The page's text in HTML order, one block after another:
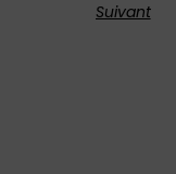
Suivant